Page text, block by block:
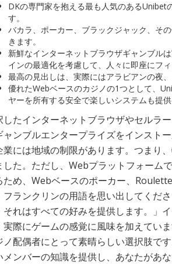
DKの専門家を抱える最も人気のある
す。
バカラ、ポーカー、ブラックジャック、そ
きます。
新鮮なインターネットブラウザギャンブル
インの最適化を考慮して、人々に即座にフ
最高の見出しは、実際にはアラビアンの夜
優れたWebベースのカジノの1つとして、
ヤーを所有する安全で楽しいシステムも提供
したインターネットブラウザやセルラ
ャンブルエンタープライズをインスト
業には地域の制限があります。つまり
した。ただし、Webプラットフォーム
ため、Webベースのポーカー、
フランクリンの用語を思い出してくだ
それはすべての好みを提供します。」
実際にゲームの感覚に風味を加えてい
ノ配偶者にとって素晴らしい選択肢で
メンバーの知識を提供し、あなたがあ